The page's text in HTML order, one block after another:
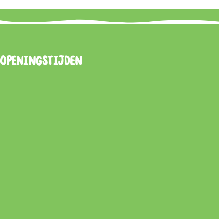
Openingstijden